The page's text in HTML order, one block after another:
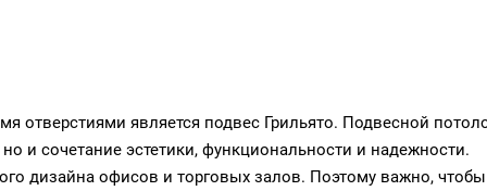
отверстиями является подвес Грильято. Подвесной
и сочетание эстетики, функциональности и надежности.
дизайна офисов и торговых залов. Поэтому важно, чтобы